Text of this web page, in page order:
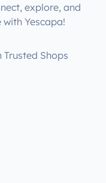
explore, and
Yescapa!
Trusted Shops